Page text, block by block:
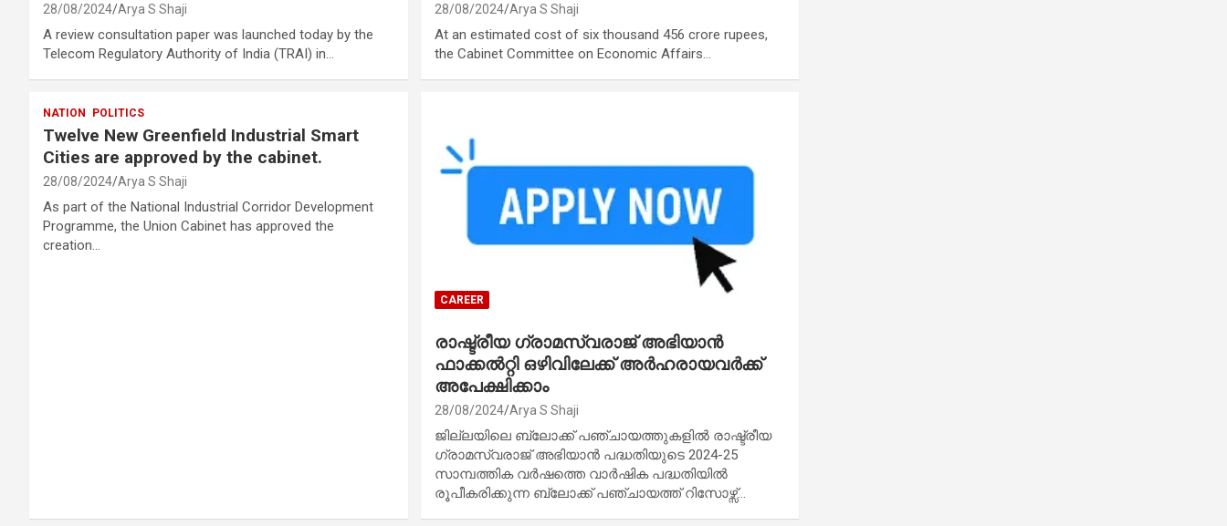
28/08/2024 Arya S Shaji
A review consultation paper was launched today by the
Telecom Regulatory Authority of India (TRAI) in…
28/08/2024 Arya S Shaji
At an estimated cost of six thousand 456 crore rupees,
the Cabinet Committee on Economic Affairs…
NATION POLITICS
Twelve New Greenfield Industrial Smart
Cities are approved by the cabinet.
28/08/2024 Arya S Shaji
As part of the National Industrial Corridor Development
Programme, the Union Cabinet has approved the
creation…
CAREER
രാഷ്ട്രീയ ഗ്രാമസ്വരാജ് അഭിയാൻ
ഫാക്കൽറ്റി ഒഴിവിലേക്ക് അർഹരായവർക്ക്
അപേക്ഷിക്കാം
28/08/2024 Arya S Shaji
ജില്ലയിലെ ബ്ലോക്ക് പഞ്ചായത്തുകളിൽ രാഷ്ട്രീയ
ഗ്രാമസ്വരാജ് അഭിയാൻ പദ്ധതിയുടെ 2024-25
സാമ്പത്തിക വർഷത്തെ വാർഷിക പദ്ധതിയിൽ
രൂപീകരിക്കുന്ന ബ്ലോക്ക് പഞ്ചായത്ത് റിസോഴ്സ്…